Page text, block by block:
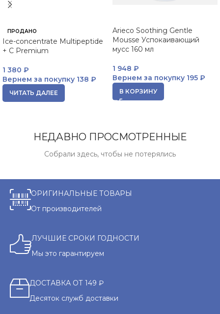
ПРОДАНО
Ice-concentrate Multipeptide
+ C Premium
1 380 ₽
Вернем за покупку 138 ₽
ЧИТАТЬ ДАЛЕЕ
Arieco Soothing Gentle
Mousse Успокаивающий
мусс 160 мл
1 948 ₽
Вернем за покупку 195 ₽
В КОРЗИНУ
НЕДАВНО ПРОСМОТРЕННЫЕ
Собрали здесь, чтобы не потерялись
ОРИГИНАЛЬНЫЕ ТОВАРЫ
От производителей
ЛУЧШИЕ СРОКИ ГОДНОСТИ
Мы это гарантируем
ДОСТАВКА ОТ 149 ₽
Десяток служб доставки